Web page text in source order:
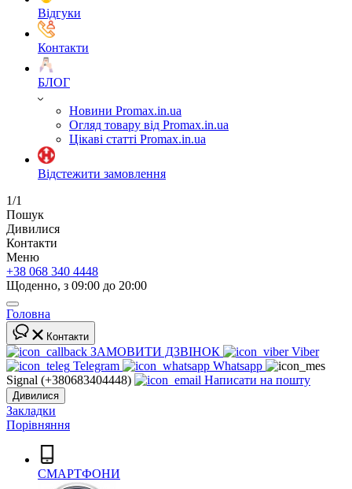
Відгуки
Контакти
БЛОГ
Новини Promax.in.ua
Огляд товару від Promax.in.ua
Цікаві статті Promax.in.ua
Відстежити замовлення
1/1
Пошук
Дивилися
Контакти
Меню
+38 068 340 4448
Щоденно, з 09:00 до 20:00
Головна
Контакти
ЗАМОВИТИ ДЗВІНОК
Viber
Telegram
Whatsapp
Signal (+380683404448)
Написати на пошту
Дивилися
Закладки
Порівняння
СМАРТФОНИ